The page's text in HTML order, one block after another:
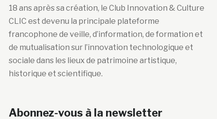
18 ans après sa création, le Club Innovation & Culture
CLIC est devenu la principale plateforme
francophone de veille, d’information, de formation et
de mutualisation sur l’innovation technologique et
sociale dans les lieux de patrimoine artistique,
historique et scientifique.
Abonnez-vous à la newsletter